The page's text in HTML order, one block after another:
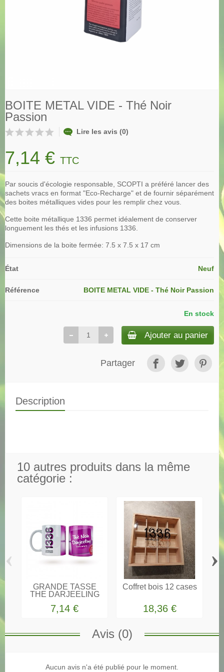
BOITE METAL VIDE - Thé Noir
Passion
Lire les avis (0)
7,14 € TTC
Par soucis d'écologie responsable, SCOPTI a préféré lancer des
sachets vracs en format "Eco-Recharge" et de fournir séparément
des boites métalliques vides pour les remplir chez vous.
Cette boite métallique 1336 permet idéalement de conserver
longuement les thés et les infusions 1336.
Dimensions de la boite fermée: 7.5 x 7.5 x 17 cm
État Neuf
Référence BOITE METAL VIDE - Thé Noir Passion
En stock
Ajouter au panier
Partager
Description
10 autres produits dans la même
catégorie :
GRANDE TASSE
THE DARJEELING
7,14 €
Coffret bois 12 cases
18,36 €
‹ ›
Avis (0)
Aucun avis n'a été publié pour le moment.